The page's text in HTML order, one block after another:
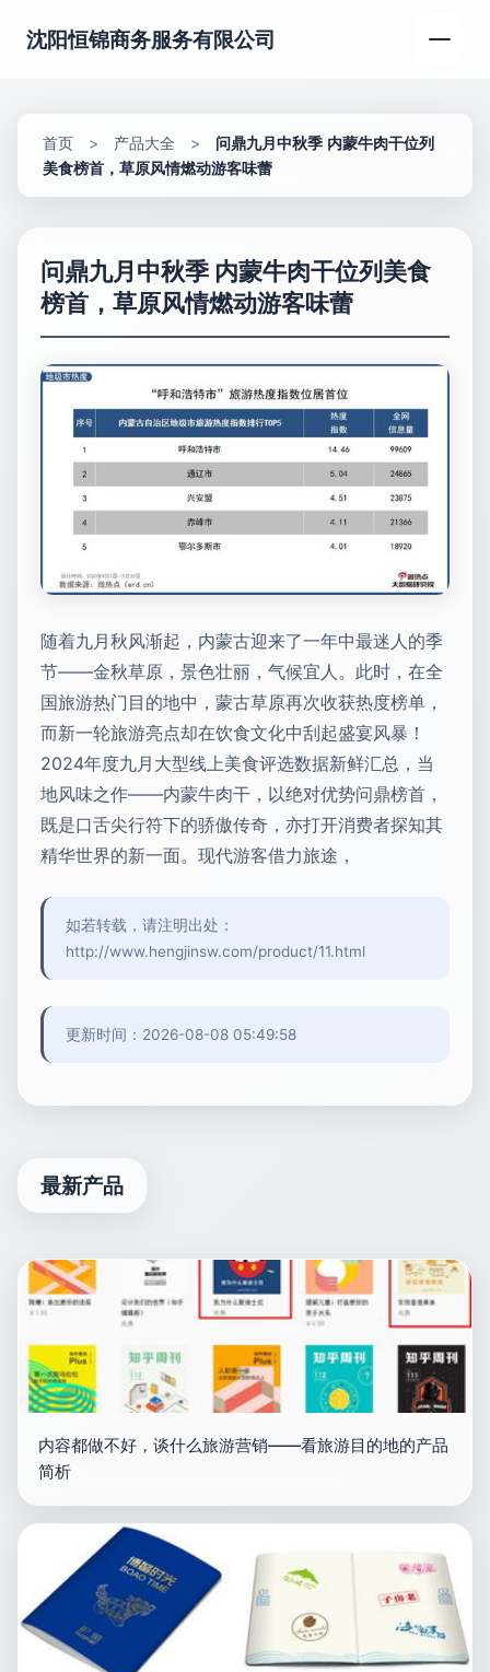
沈阳恒锦商务服务有限公司
首页 > 产品大全 >
问鼎九月中秋季 内蒙牛肉干位列
美食榜首，草原风情燃动游客味蕾
问鼎九月中秋季 内蒙牛肉干位列美食
榜首，草原风情燃动游客味蕾
随着九月秋风渐起，内蒙古迎来了一年中最迷人的季
节——金秋草原，景色壮丽，气候宜人。此时，在全
国旅游热门目的地中，蒙古草原再次收获热度榜单，
而新一轮旅游亮点却在饮食文化中刮起盛宴风暴！
2024年度九月大型线上美食评选数据新鲜汇总，当
地风味之作——内蒙牛肉干，以绝对优势问鼎榜首，
既是口舌尖行符下的骄傲传奇，亦打开消费者探知其
精华世界的新一面。现代游客借力旅途，
如若转载，请注明出处：
http://www.hengjinsw.com/product/11.html
更新时间：2026-08-08 05:49:58
最新产品
内容都做不好，谈什么旅游营销——看旅游目的地的产品
简析